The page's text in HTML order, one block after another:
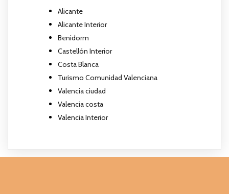
Alicante
Alicante Interior
Benidorm
Castellón Interior
Costa Blanca
Turismo Comunidad Valenciana
Valencia ciudad
Valencia costa
Valencia Interior